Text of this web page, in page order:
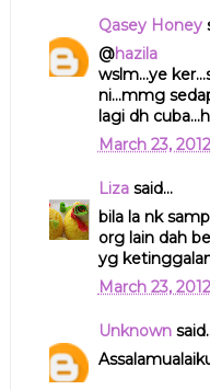
Qasey Honey
@hazila
wslm...ye
ni...mmg
lagi dh
March 23,
Lizasaid...
bila la nk
org lain dah
yg
March 23,
Unknown